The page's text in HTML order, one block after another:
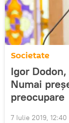
Societate
Igor
Numai
preocupare
7 Iulie 2019, 12:40